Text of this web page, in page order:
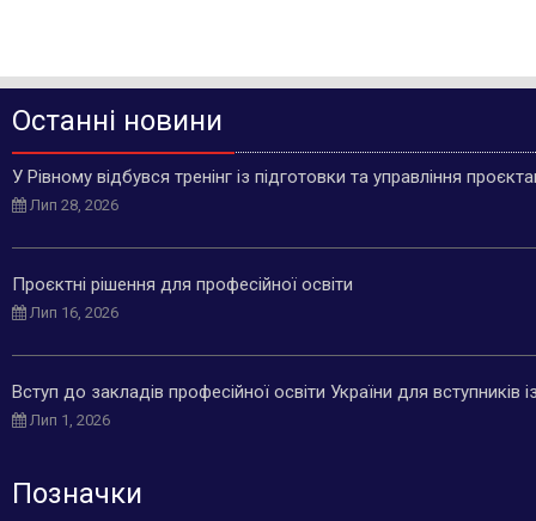
Останні новини
У Рівному відбувся тренінг із підготовки та управління
Лип 28, 2026
Проєктні рішення для професійної освіти
Лип 16, 2026
Вступ до закладів професійної освіти України для
Лип 1, 2026
Позначки